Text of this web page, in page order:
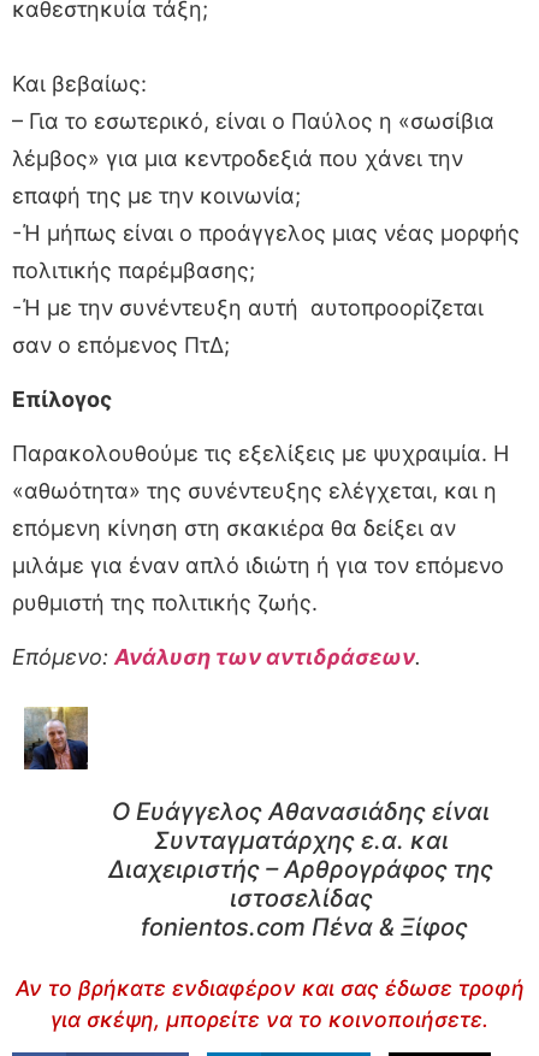
καθεστηκυία τάξη;
Και βεβαίως:
– Για το εσωτερικό, είναι ο Παύλος η «σωσίβια
λέμβος» για μια κεντροδεξιά που χάνει την
επαφή της με την κοινωνία;
-Ή μήπως είναι ο προάγγελος μιας νέας μορφής
πολιτικής παρέμβασης;
-Ή με την συνέντευξη αυτή αυτοπροορίζεται
σαν ο επόμενος ΠτΔ;
Επίλογος
Παρακολουθούμε τις εξελίξεις με ψυχραιμία. Η
«αθωότητα» της συνέντευξης ελέγχεται, και η
επόμενη κίνηση στη σκακιέρα θα δείξει αν
μιλάμε για έναν απλό ιδιώτη ή για τον επόμενο
ρυθμιστή της πολιτικής ζωής.
Επόμενο: Ανάλυση των αντιδράσεων.
Ο Ευάγγελος Αθανασιάδης είναι
Συνταγματάρχης ε.α. και
Διαχειριστής – Αρθρογράφος της
ιστοσελίδας
fonientos.com Πένα & Ξίφος
Αν το βρήκατε ενδιαφέρον και σας έδωσε τροφή
για σκέψη, μπορείτε να το κοινοποιήσετε.